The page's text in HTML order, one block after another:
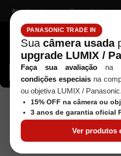
PANASONIC TRADE IN
Sua câmera usada
upgrade LUMIX /
Faça sua avaliação na
condições especiaisna
ou objetiva LUMIX / Panasonic.
15% OFF na câmera ou
3 anos de garantia oficial
Ver produtos
Atendimento Nossas lojas
Buscar câmeras, lentes,
Seminovos ACESSÓRIOS
100S (Usado)